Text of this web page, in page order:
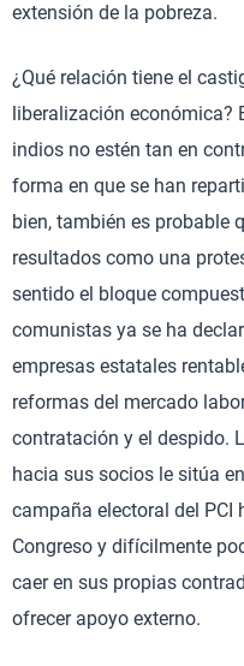
extensión de la pobreza.
¿Qué relación tiene el
liberalización económica?
indios no estén tan en
forma en que se han
bien, también es probable
resultados como una
sentido el bloque
comunistas ya se ha
empresas estatales
reformas del mercado
contratación y el despido.
hacia sus socios le sitúa
campaña electoral del
Congreso y difícilmente
caer en sus propias
ofrecer apoyo externo.